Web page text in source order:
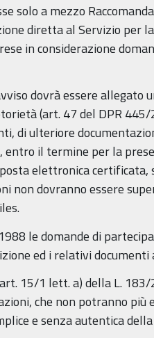
solo a mezzo
diretta al Servizio per
in considerazione
dovrà essere
(art. 47 del DPR
di ulteriore
il termine per la
elettronica
non dovranno essere
le domande di
ed i relativi documenti
15/1 lett. a) della L.
che non potranno
e senza autentica